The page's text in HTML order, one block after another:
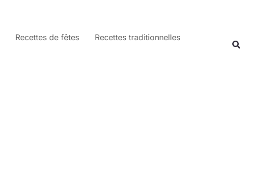
Recettes de fêtes
Recettes traditionnelles